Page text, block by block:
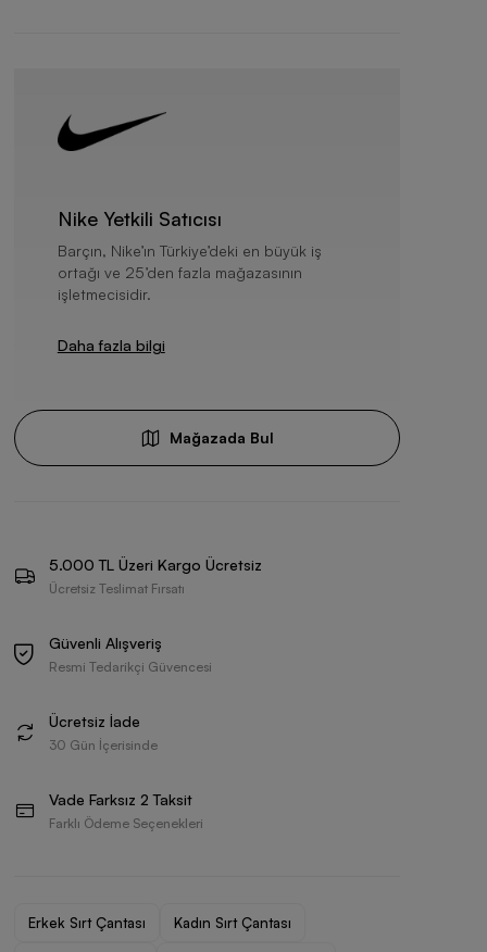
Nike Yetkili Satıcısı
Barçın, Nike’ın Türkiye’deki en büyük iş
ortağı ve 25’den fazla mağazasının
işletmecisidir.
Daha fazla bilgi
Mağazada Bul
5.000 TL Üzeri Kargo Ücretsiz
Ücretsiz Teslimat Fırsatı
Güvenli Alışveriş
Resmi Tedarikçi Güvencesi
Ücretsiz İade
30 Gün İçerisinde
Vade Farksız 2 Taksit
Farklı Ödeme Seçenekleri
Erkek Sırt Çantası Kadın Sırt Çantası